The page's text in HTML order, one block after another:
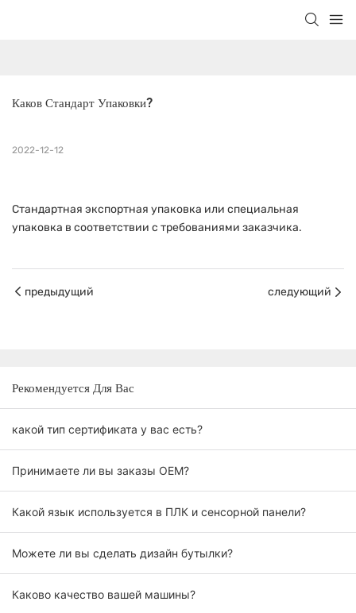
Каков Стандарт Упаковки?
2022-12-12
Стандартная экспортная упаковка или специальная
упаковка в соответствии с требованиями заказчика.
предыдущий следующий
Рекомендуется Для Вас
какой тип сертификата у вас есть?
Принимаете ли вы заказы OEM?
Какой язык используется в ПЛК и сенсорной панели?
Можете ли вы сделать дизайн бутылки?
Каково качество вашей машины?